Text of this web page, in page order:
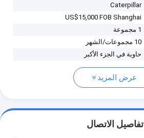
Caterpillar
US$15,000 FOB Shanghai
1 مجموعة
10 مجموعات/الشهر
حاوية في الجزء الأكبر
عرض المزيد
تفاصيل الاتصال